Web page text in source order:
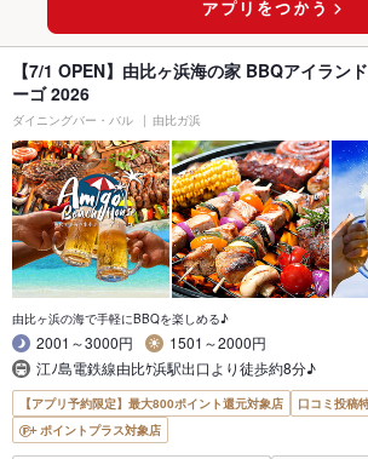
【7/1 OPEN】由比ヶ浜海の家 BBQアイラン
ーゴ 2026
ダイニングバー・バル 由比ガ浜
由比ヶ浜の海で手軽にBBQを楽しめる♪
2001～3000円
1501～2000円
江ﾉ島電鉄線由比ｹ浜駅出口より徒歩約8分♪
【アプリ予約限定】最大800ポイント還元対象店
口コミ投稿
ポイントプラス対象店